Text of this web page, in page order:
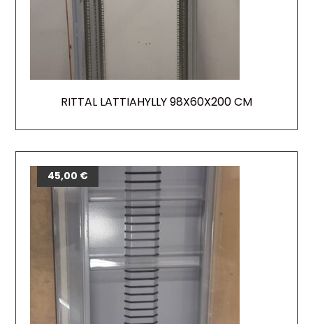
RITTAL LATTIAHYLLY 98X60X200 CM
45,00 €